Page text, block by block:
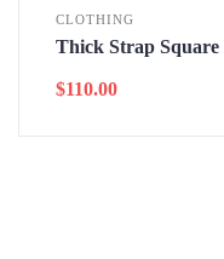
CLOTHING
Thick Strap
$110.00